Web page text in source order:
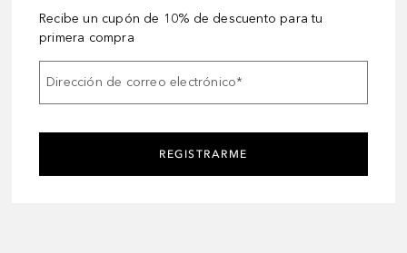
Recibe un cupón de 10% de descuento para tu
primera compra
Dirección de correo electrónico*
REGISTRARME